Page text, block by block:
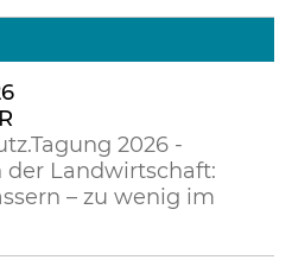
2026 -
der Landwirtschaft:
– zu wenig im